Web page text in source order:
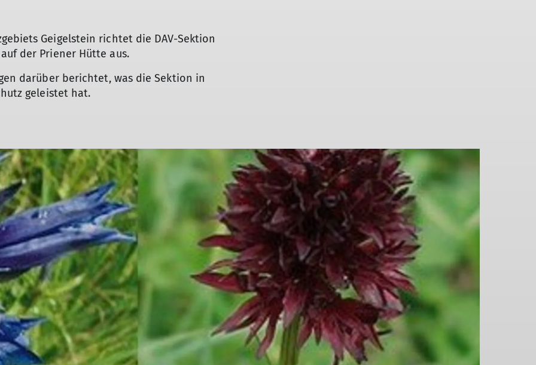
Geigelstein richtet die DAV-Sektion
der Priener Hütte aus.
darüber berichtet, was die Sektion in
geleistet hat.